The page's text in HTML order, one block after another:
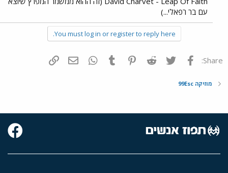
עם בר רפאלי...)
You must log in or register to reply here.
Share: פייסבוק Twitter
Reddit
Pinterest
Tumblr
WhatsAppדואר אלקטרוני
מוזיקה 99Esc